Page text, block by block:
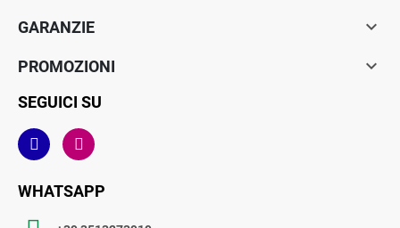
GARANZIE 
PROMOZIONI 
SEGUICI SU
WHATSAPP